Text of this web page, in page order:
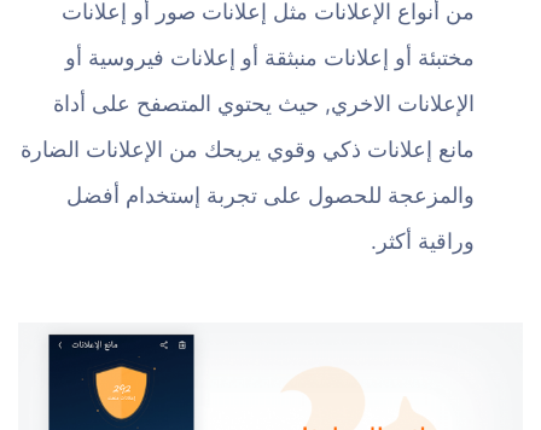
من أنواع الإعلانات مثل إعلانات صور أو إعلانات
مختبئة أو إعلانات منبثقة أو إعلانات فيروسية أو
الإعلانات الاخري, حيث يحتوي المتصفح على أداة
مانع إعلانات ذكي وقوي يريحك من الإعلانات الضارة
والمزعجة للحصول على تجربة إستخدام أفضل
وراقية أكثر.